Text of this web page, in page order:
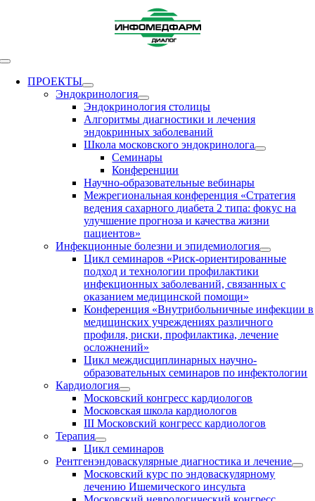
Toggle
NavigationПРОЕКТЫ
Эндокринология
Эндокринология столицы
Алгоритмы диагностики и лечения
эндокринных заболеваний
Школа московского эндокринолога
Семинары
Конференции
Научно-образовательные вебинары
Межрегиональная конференция «Стратегия
ведения сахарного диабета 2 типа: фокус на
улучшение прогноза и качества жизни
пациентов»
Инфекционные болезни и эпидемиология
Цикл семинаров «Риск-ориентированные
подход и технологии профилактики
инфекционных заболеваний, связанных с
оказанием медицинской помощи»
Конференция «Внутрибольничные инфекции в
медицинских учреждениях различного
профиля, риски, профилактика, лечение
осложнений»
Цикл междисциплинарных научно-
образовательных семинаров по инфектологии
Кардиология
Московский конгресс кардиологов
Московская школа кардиологов
III Московский конгресс кардиологов
Терапия
Цикл семинаров
Рентгенэндоваскулярные диагностика и лечение
Московский курс по эндоваскулярному
лечению Ишемического инсульта